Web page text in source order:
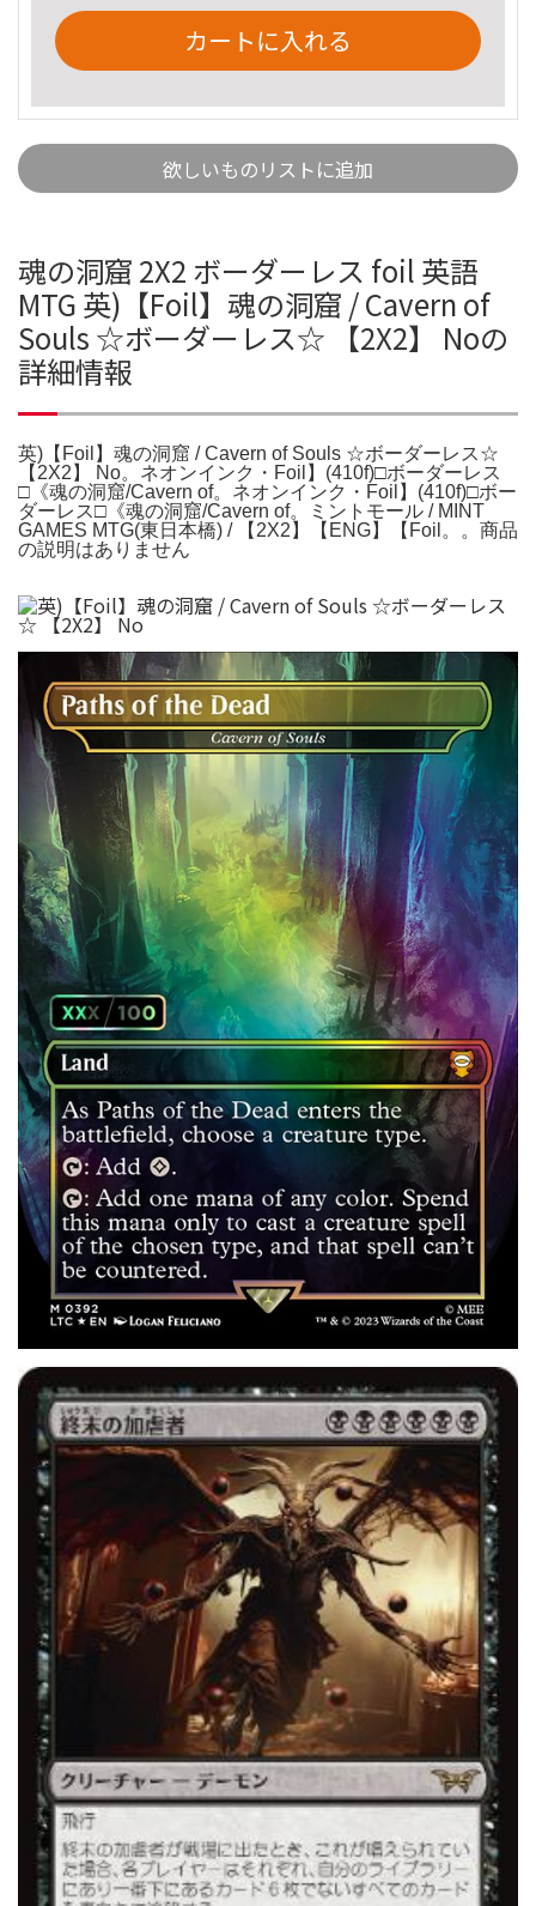
カートに入れる
欲しいものリストに追加
魂の洞窟 2X2 ボーダーレス foil 英語
MTG 英)【Foil】魂の洞窟 / Cavern of
Souls ☆ボーダーレス☆ 【2X2】 Noの
詳細情報
英)【Foil】魂の洞窟 / Cavern of Souls ☆ボーダーレス☆
【2X2】 No。ネオンインク・Foil】(410f)□ボーダーレス
□《魂の洞窟/Cavern of。ネオンインク・Foil】(410f)□ボー
ダーレス□《魂の洞窟/Cavern of。ミントモール / MINT
GAMES MTG(東日本橋) / 【2X2】【ENG】【Foil。。商品
の説明はありません